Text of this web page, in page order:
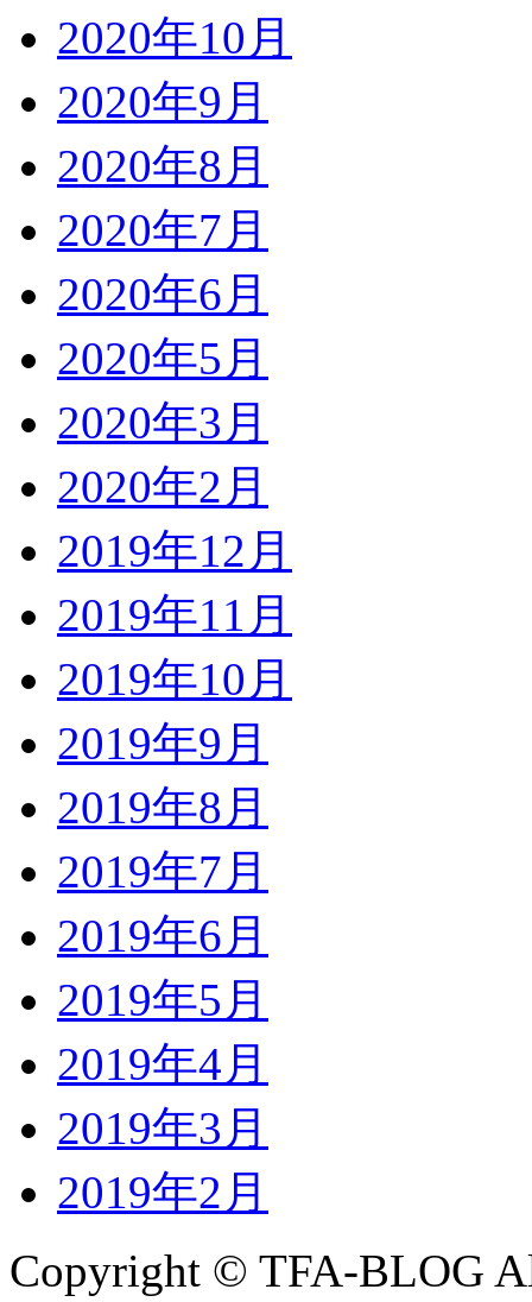
2020年10月
2020年9月
2020年8月
2020年7月
2020年6月
2020年5月
2020年3月
2020年2月
2019年12月
2019年11月
2019年10月
2019年9月
2019年8月
2019年7月
2019年6月
2019年5月
2019年4月
2019年3月
2019年2月
Copyright © TFA-BLOG